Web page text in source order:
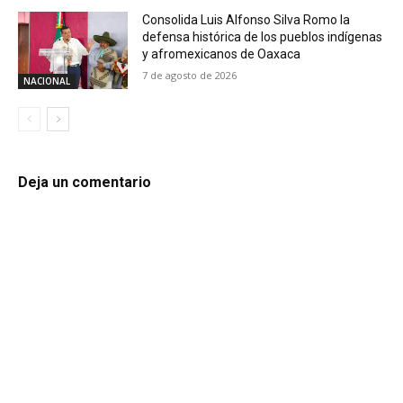
NACIONAL
Consolida Luis Alfonso Silva Romo la
defensa histórica de los pueblos indígenas
y afromexicanos de Oaxaca
7 de agosto de 2026
Deja un comentario